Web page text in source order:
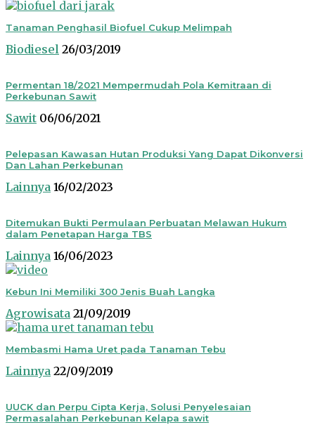
Tanaman Penghasil Biofuel Cukup Melimpah
Biodiesel 26/03/2019
Permentan 18/2021 Mempermudah Pola Kemitraan di
Perkebunan Sawit
Sawit 06/06/2021
Pelepasan Kawasan Hutan Produksi Yang Dapat Dikonversi
Dan Lahan Perkebunan
Lainnya 16/02/2023
Ditemukan Bukti Permulaan Perbuatan Melawan Hukum
dalam Penetapan Harga TBS
Lainnya 16/06/2023
Kebun Ini Memiliki 300 Jenis Buah Langka
Agrowisata 21/09/2019
Membasmi Hama Uret pada Tanaman Tebu
Lainnya 22/09/2019
UUCK dan Perpu Cipta Kerja, Solusi Penyelesaian
Permasalahan Perkebunan Kelapa sawit